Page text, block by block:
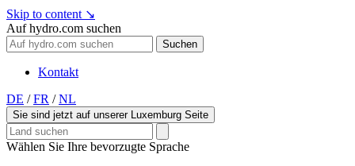
Skip to content ↘
Auf hydro.com suchen
Suchen
Kontakt
DE / FR / NL
Sie sind jetzt auf unserer Luxemburg Seite
Wählen Sie Ihre bevorzugte Sprache